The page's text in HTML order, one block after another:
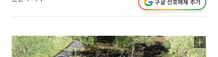
구글 선호매체 추가